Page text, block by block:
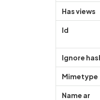
Has views
Id
Ignore
Mimetype
Name ar